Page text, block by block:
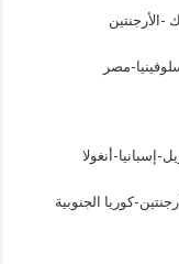
-الأرجنتين
مصر
إسبانيا-أنغولا
كوريا الجنوبية